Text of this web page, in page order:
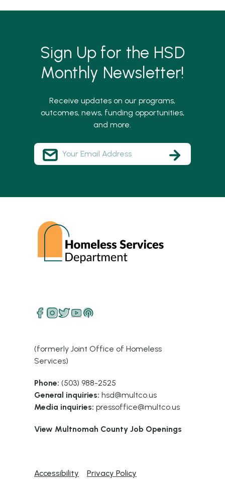
Sign Up for the HSD
Monthly Newsletter!
Receive updates on our programs,
outcomes, news, funding opportunities,
and more.
(formerly Joint Office of Homeless
Services)
Phone: (503) 988-2525
General inquiries: hsd@multco.us
Media inquiries: pressoffice@multco.us
View Multnomah County Job Openings
Accessibility Privacy Policy